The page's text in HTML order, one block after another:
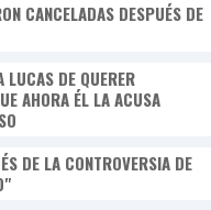
CANCELADAS DESPUÉS DE
DE QUERER
AHORA ÉL LA ACUSA
DE LA CONTROVERSIA DE